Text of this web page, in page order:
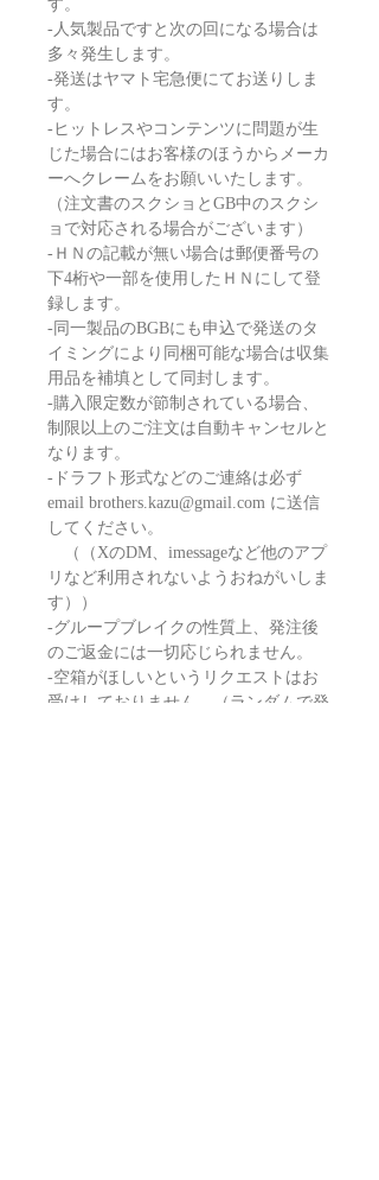
す。
-人気製品ですと次の回になる場合は
多々発生します。
-発送はヤマト宅急便にてお送りしま
す。
-ヒットレスやコンテンツに問題が生
じた場合にはお客様のほうからメーカ
ーへクレームをお願いいたします。
（注文書のスクショとGB中のスクシ
ョで対応される場合がございます）
-ＨＮの記載が無い場合は郵便番号の
下4桁や一部を使用したＨＮにして登
録します。
-同一製品のBGBにも申込で発送のタ
イミングにより同梱可能な場合は収集
用品を補填として同封します。
-購入限定数が節制されている場合、
制限以上のご注文は自動キャンセルと
なります。
-ドラフト形式などのご連絡は必ず
email brothers.kazu@gmail.com に送信
してください。
（（XのDM、imessageなど他のアプ
リなど利用されないようおねがいしま
す））
-グループブレイクの性質上、発注後
のご返金には一切応じられません。
-空箱がほしいというリクエストはお
受けしておりません。（ランダムで発